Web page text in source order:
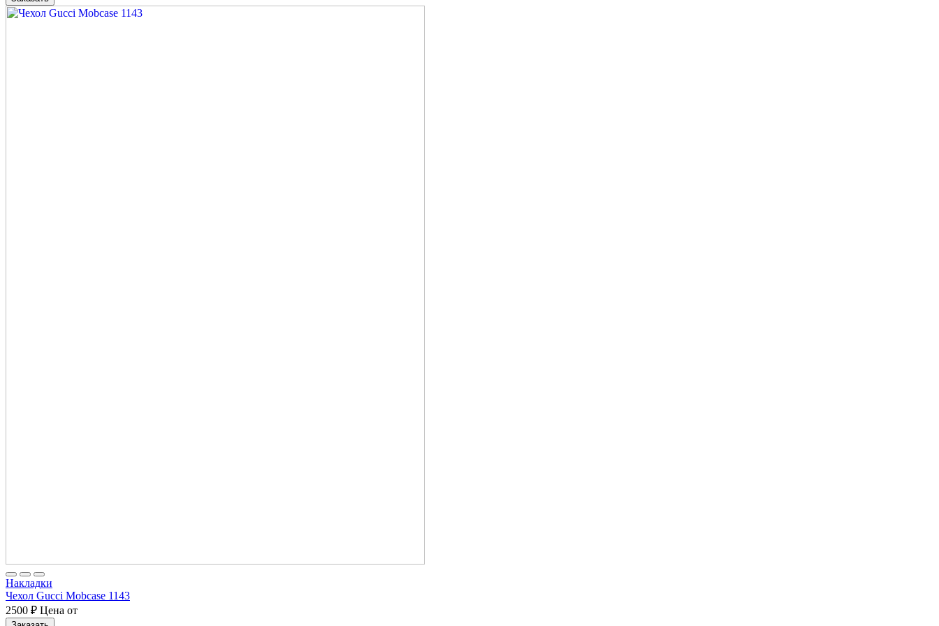
Накладки
Чехол Gucci Mobcase 1143
2500 ₽ Цена от